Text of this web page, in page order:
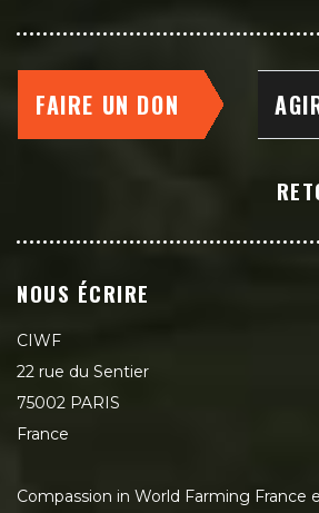
FAIRE UN DON
NOUS ÉCRIRE
CIWF
22 rue du Sentier
75002 PARIS
France
Compassion in World Farming France